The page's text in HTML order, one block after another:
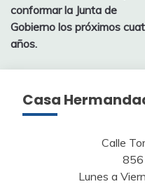
conformar la Junta de
Gobierno los próximos
años.
Casa
Calle
Lunes a